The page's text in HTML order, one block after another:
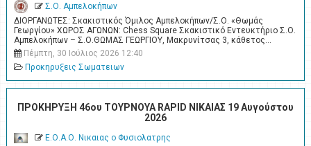
Σ.Ο. Αμπελοκήπων
ΔΙΟΡΓΑΝΩΤΕΣ: Σκακιστικός Όμιλος Αμπελοκήπων/Σ.Ο. «Θωμάς
Γεωργίου» ΧΩΡΟΣ ΑΓΩΝΩΝ: Chess Square Σκακιστικό Εντευκτήριο Σ.Ο.
Αμπελοκήπων – Σ.Ο.ΘΩΜΑΣ ΓΕΩΡΓΙΟΥ, Μακρυνίτσας 3, κάθετος…
Πέμπτη, 30 Ιούλιος 2026 12:40
Προκηρυξεις Σωματειων
ΠΡΟΚΗΡΥΞΗ 46ου ΤΟΥΡΝΟΥΑ RAPID ΝΙΚΑΙΑΣ 19 Αυγούστου
2026
Ε.Ο.Α.Ο. Νικαιας ο Φυσιολατρης